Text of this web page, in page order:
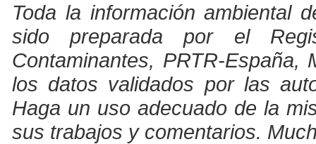
Toda la información ambiental
sido preparada por el
Contaminantes, PRTR-España,
los datos validados por las
Haga un uso adecuado de la
sus trabajos y comentarios.